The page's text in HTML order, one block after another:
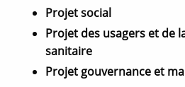
Projet social
Projet des usagers et de
sanitaire
Projet gouvernance et